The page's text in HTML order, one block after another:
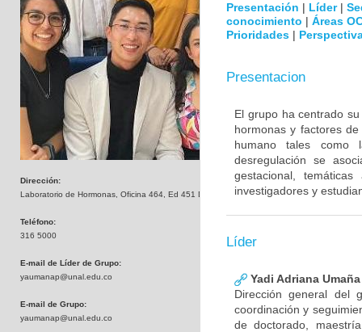
Dirección:
Laboratorio de Hormonas, Oficina 464, Ed 451 Departamento de Química
Teléfono:
316 5000
E-mail de Líder de Grupo:
yaumanap@unal.edu.co
E-mail de Grupo:
yaumanap@unal.edu.co
Presentación | Líder|
conocimiento | Áreas
Prioridades |
Presentacion
El grupo ha centrado
hormonas y factores
humano tales como
desregulación se
gestacional,
investigadores y
Líder
Yadi Adriana
Dirección general del
coordinación y
de doctorado,